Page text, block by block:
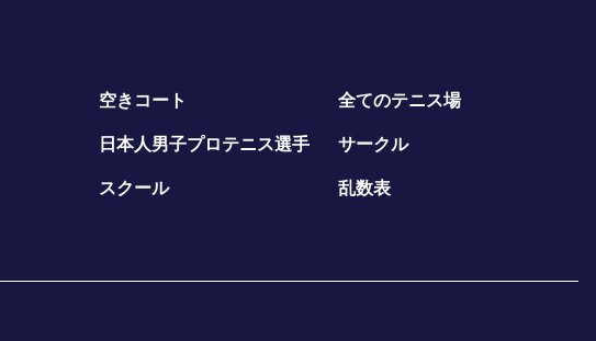
空きコート 全てのテニス場
日本人男子プロテニス選手 サークル
スクール 乱数表